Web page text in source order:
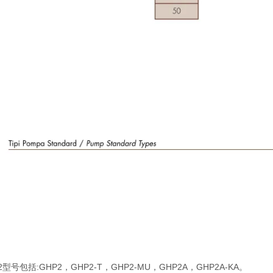
号包括:GHP2，GHP2-T，GHP2-MU，GHP2A，GHP2A-KA。